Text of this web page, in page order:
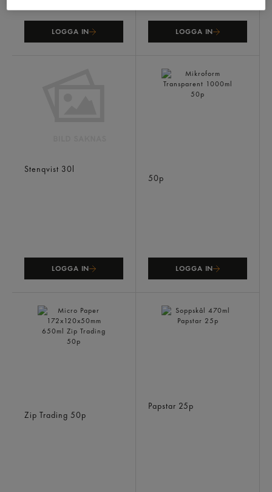
LOGGA IN LOGGA IN
Stenqvist 30l
LOGGA IN
50p
LOGGA IN
Zip Trading 50p
Papstar 25p